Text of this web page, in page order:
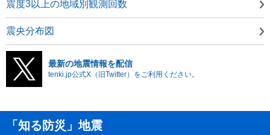
震度3以上の地域別観測回数
震央分布図
最新の地震情報を配信
tenki.jp公式X（旧Twitter）をご利用ください。
「知る防災」地震